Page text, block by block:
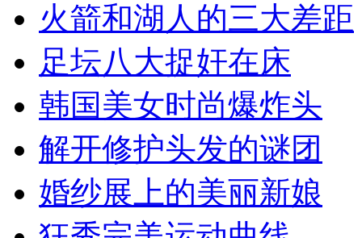
火箭和湖人的三大差距
足坛八大捉奸在床
韩国美女时尚爆炸头
解开修护头发的谜团
婚纱展上的美丽新娘